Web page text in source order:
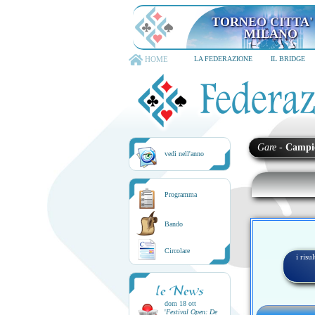
TORNEO
MILANO
HOME LA FEDERAZIONE IL BRIDGE
vedi nell'anno
Programma
Bando
Circolare
le News
dom 18 ott
'Festival Open: De
Gare -
i